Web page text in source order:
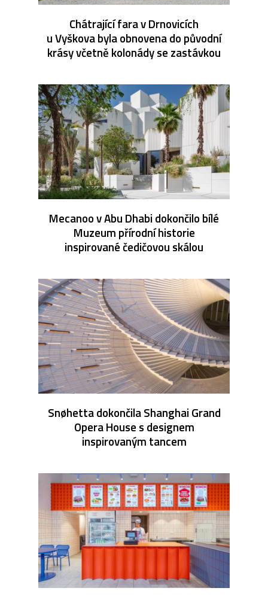
Chátrající fara v Drnovicích
u Vyškova byla obnovena do původní
krásy včetně kolonády se zastávkou
Mecanoo v Abu Dhabi dokončilo bílé
Muzeum přírodní historie
inspirované čedičovou skálou
Snøhetta dokončila Shanghai Grand
Opera House s designem
inspirovaným tancem